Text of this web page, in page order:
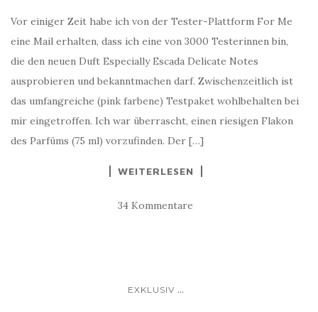
Vor einiger Zeit habe ich von der Tester-Plattform For Me
eine Mail erhalten, dass ich eine von 3000 Testerinnen bin,
die den neuen Duft Especially Escada Delicate Notes
ausprobieren und bekanntmachen darf. Zwischenzeitlich ist
das umfangreiche (pink farbene) Testpaket wohlbehalten bei
mir eingetroffen. Ich war überrascht, einen riesigen Flakon
des Parfüms (75 ml) vorzufinden. Der […]
WEITERLESEN
34 Kommentare
EXKLUSIV ...